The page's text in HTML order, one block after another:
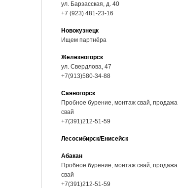
ул. Барзасская, д. 40
+7 (923) 481-23-16
Новокузнецк
Ищем партнёра
Железногорск
ул. Свердлова, 47
+7(913)580-34-88
Саяногорск
Пробное бурение, монтаж свай, продажа
свай
+7(391)212-51-59
Лесосибирск/Енисейск
Абакан
Пробное бурение, монтаж свай, продажа
свай
+7(391)212-51-59